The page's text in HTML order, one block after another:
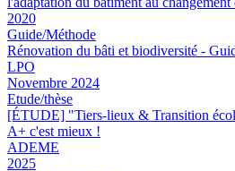
2020
Guide/Méthode
Rénovation du bâti et biodiversité -
LPO
Novembre 2024
Etude/thèse
[ÉTUDE] "Tiers-lieux & Transition
A+ c'est mieux !
ADEME
2025